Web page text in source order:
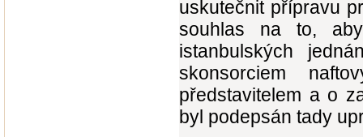
uskutečnit přípravu
souhlas na to,
istanbulských
skonsorciem
představitelem a o
byl podepsán tady